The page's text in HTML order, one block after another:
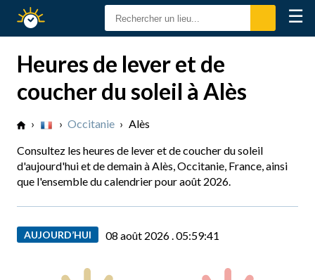
Calendrier
Solaire
☰
Heures de lever et de
coucher du soleil à Alès
› › Occitanie › Alès
Consultez les heures de lever et de coucher du soleil
d'aujourd'hui et de demain à Alès, Occitanie, France, ainsi
que l'ensemble du calendrier pour août 2026.
AUJOURD’HUI 08 août 2026 .05:59:42